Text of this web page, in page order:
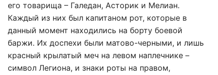
его товарища – Галедан, Асторик и Мелиан.
Каждый из них был капитаном рот, которые в
данный момент находились на борту боевой
баржи. Их доспехи были матово-черными, и лишь
красный крылатый меч на левом наплечнике –
символ Легиона, и знаки роты на правом,